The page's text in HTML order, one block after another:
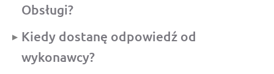
Obsługi?
Kiedy dostanę odpowiedź od
wykonawcy?